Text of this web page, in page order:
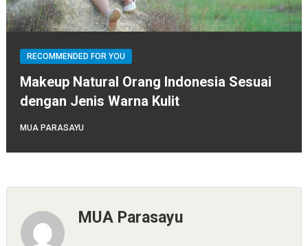
RECOMMENDED FOR YOU
Makeup Natural Orang Indonesia Sesuai
dengan Jenis Warna Kulit
MUA PARASAYU
MUA Parasayu